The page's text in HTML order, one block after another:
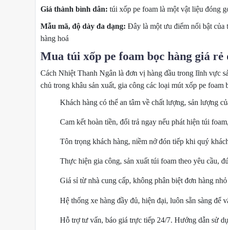
Giá thành bình dân: túi xốp pe foam là một vật liệu đóng
Mẫu mã, độ dày đa dạng: Đây là một ưu điểm nổi bật của
hàng hoá
Mua túi xốp pe foam bọc hàng giá
Cách Nhiệt Thanh Ngân là đơn vị hàng đầu trong lĩnh vực
chủ trong khâu sản xuất, gia công các loại mút xốp pe foam
Khách hàng có thể an tâm về chất lượng, sản lượng
Cam kết hoàn tiền, đổi trả ngay nếu phát hiện túi
Tôn trọng khách hàng, niềm nở đón tiếp khi quý
Thực hiện gia công, sản xuất túi foam theo yêu cầu,
Giá sỉ từ nhà cung cấp, không phân biệt đơn hàng
Hệ thống xe hàng đầy đủ, hiện đại, luôn sẵn sàng để
Hỗ trợ tư vấn, báo giá trực tiếp 24/7. Hướng dẫn sử